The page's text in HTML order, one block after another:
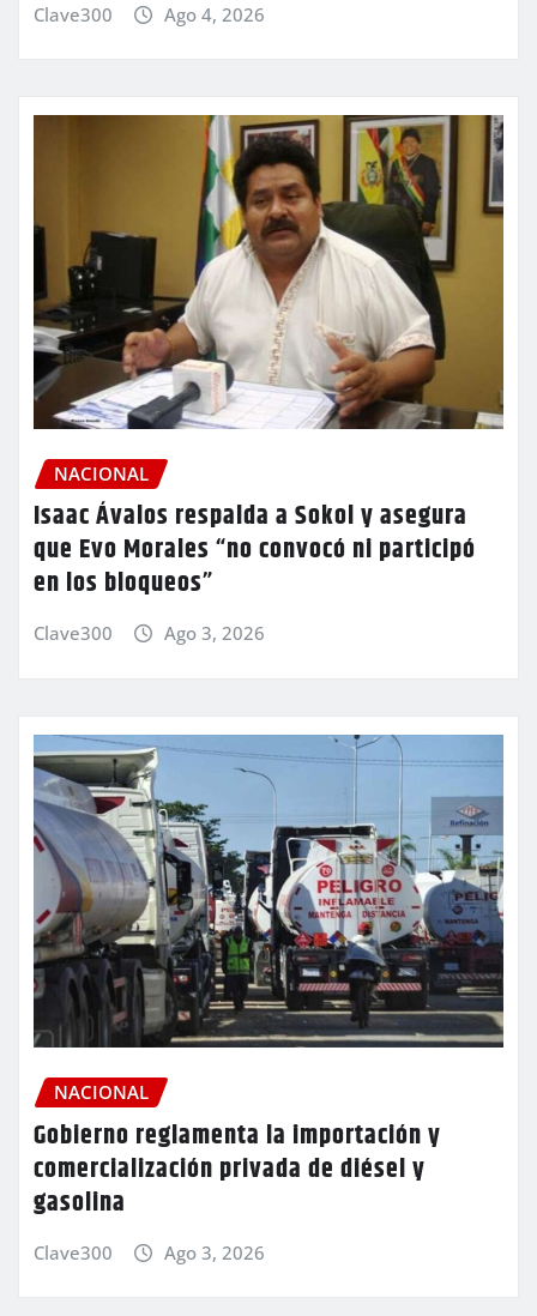
Clave300 Ago 4, 2026
NACIONAL
Isaac Ávalos respalda a Sokol y asegura
que Evo Morales “no convocó ni participó
en los bloqueos”
Clave300 Ago 3, 2026
NACIONAL
Gobierno reglamenta la importación y
comercialización privada de diésel y
gasolina
Clave300 Ago 3, 2026